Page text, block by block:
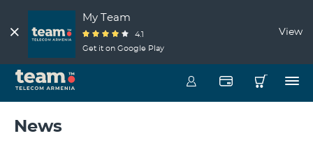
My Team
4.1
Get it on Google Play
View
News